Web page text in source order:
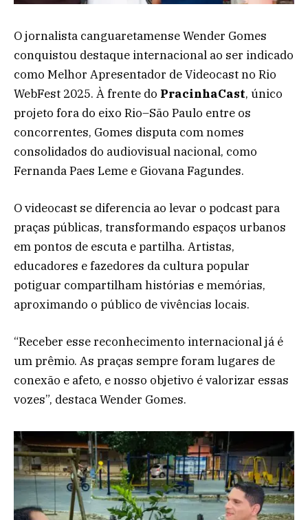
O jornalista canguaretamense Wender Gomes
conquistou destaque internacional ao ser indicado
como Melhor Apresentador de Videocast no Rio
WebFest 2025. À frente do PracinhaCast, único
projeto fora do eixo Rio–São Paulo entre os
concorrentes, Gomes disputa com nomes
consolidados do audiovisual nacional, como
Fernanda Paes Leme e Giovana Fagundes.
O videocast se diferencia ao levar o podcast para
praças públicas, transformando espaços urbanos
em pontos de escuta e partilha. Artistas,
educadores e fazedores da cultura popular
potiguar compartilham histórias e memórias,
aproximando o público de vivências locais.
“Receber esse reconhecimento internacional já é
um prêmio. As praças sempre foram lugares de
conexão e afeto, e nosso objetivo é valorizar essas
vozes”, destaca Wender Gomes.